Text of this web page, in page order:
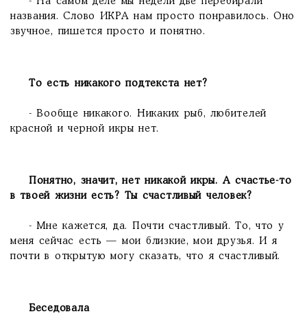
названия. Слово ИКРА нам просто понравилось. Оно
звучное, пишется просто и понятно.
То есть никакого подтекста нет?
- Вообще никакого. Никаких рыб, любителей
красной и черной икры нет.
Понятно, значит, нет никакой икры. А счастье-то
в твоей жизни есть? Ты счастливый человек?
- Мне кажется, да. Почти счастливый. То, что у
меня сейчас есть — мои близкие, мои друзья. И я
почти в открытую могу сказать, что я счастливый.
Беседовала